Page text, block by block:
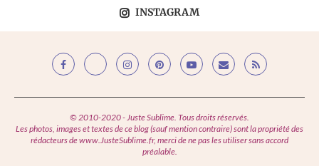
INSTAGRAM
© 2010-2020 - Juste Sublime. Tous droits réservés.
Les photos, images et textes de ce blog (sauf mention contraire) sont la propriété des
rédacteurs de www.JusteSublime.fr, merci de ne pas les utiliser sans accord
préalable.